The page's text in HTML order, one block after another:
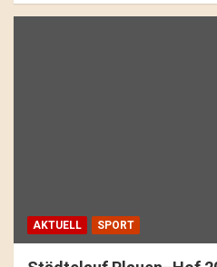
AKTUELL SPORT